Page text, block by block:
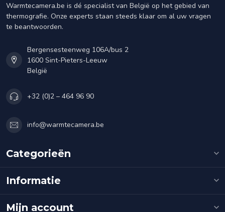
Warmtecamera.be is dé specialist van België op het gebied van
thermografie. Onze experts staan steeds klaar om al uw vragen
te beantwoorden.
Bergensesteenweg 106A/bus 2
1600 Sint-Pieters-Leeuw
België
+32 (0)2 – 464 96 90
info@warmtecamera.be
Categorieën
Informatie
Mijn account